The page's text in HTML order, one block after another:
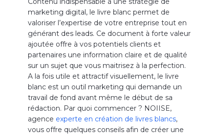
marketing digital, le livre blanc permet de
valoriser l’expertise de votre entreprise tout en
générant des leads. Ce document à forte valeur
ajoutée offre à vos potentiels clients et
partenaires une information claire et de qualité
sur un sujet que vous maitrisez à la perfection.
A la fois utile et attractif visuellement, le livre
blanc est un outil marketing qui demande un
travail de fond avant même le début de sa
rédaction. Par quoi commencer ? NOIISE,
agence experte en création de livres blancs,
vous offre quelques conseils afin de créer une